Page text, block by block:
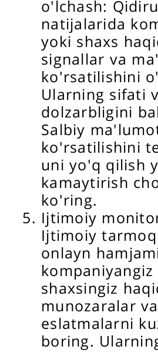
o'lchash:
natijalarida
yoki shaxs
signallar va
ko'rsatilishini
Ularning sifati
dolzarbligini
Salbiy
ko'rsatilishini
uni yo'q qilish
kamaytirish
ko'ring.
Ijtimoiy
Ijtimoiy
onlayn
kompaniyangiz
shaxsingiz
munozaralar va
eslatmalarni
boring.